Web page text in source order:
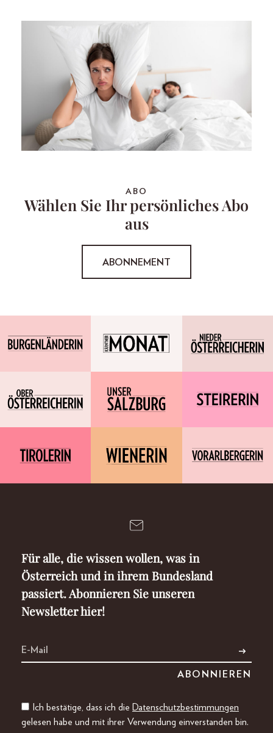
ABO
Wählen Sie Ihr persönliches Abo
aus
ABONNEMENT
Für alle, die wissen wollen, was in
Österreich und in ihrem Bundesland
passiert. Abonnieren Sie unseren
Newsletter hier!
Ich bestätige, dass ich die Datenschutzbestimmungen
gelesen habe und mit ihrer Verwendung einverstanden bin.